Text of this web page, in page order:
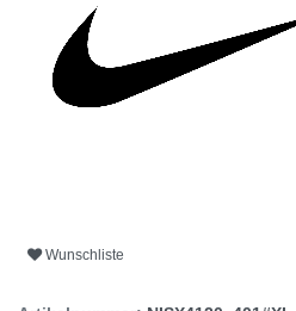
Wunschliste